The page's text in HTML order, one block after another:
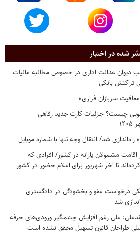
شده در اختبار
دیوان عدالت اداری در خصوص مطالبه مالیات
تراکنش بانکی
سربازان فراری»
چیست؟ جزئیات کارت جدید رفاهی
راه‌اندازی شد/ انتقال وجه تنها با شماره موبایل
اقامت مشمولان یارانه در کشور/ افرادی که
تا آخر شهریور برای اعلام حضور در کشور
درخواست عفو و بخشودگی در دادگستری
شد
علی رغم افزایش چشمگیر ورودی‌های حرفه
طراحان قانون تسهیل محقق نشده است